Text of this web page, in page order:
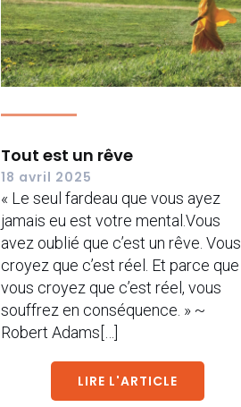
Tout est un rêve
18 avril 2025
« Le seul fardeau que vous ayez
jamais eu est votre mental.Vous
avez oublié que c’est un rêve. Vous
croyez que c’est réel. Et parce que
vous croyez que c’est réel, vous
souffrez en conséquence. » ~
Robert Adams[…]
LIRE L'ARTICLE